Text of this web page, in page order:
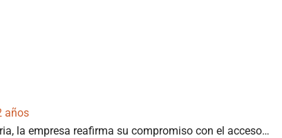
años
la empresa reafirma su compromiso con el acceso…